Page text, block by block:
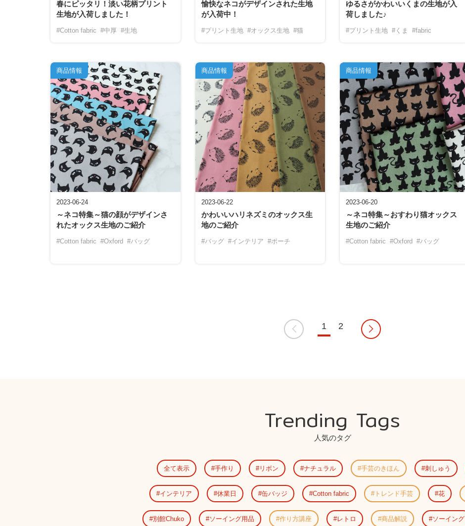
春にピッタリ！淡い花柄プリント
生地が入荷しました！
#Cotton fabric #中厚 #生地
愉快なネコがデザインされた生地
が入荷中！
#プリント生地 #オックス生地 #猫
ゆるさがかわいいくまの生地が入
荷しました♪
#プリント生地 #くま #fabric
2023-06-24
～ネコ特集～猫の顔がデザインさ
れたオックス生地のご紹介
#Cotton fabric #Oxford #バッグ
商品情報
2023-06-22
かわいいハリネズミのオックス生
地のご紹介
#バッグ #インテリア #ポーチ
商品情報
2023-06-20
～ネコ特集～おすわり猫オックス
生地のご紹介
#Cotton fabric #Oxford #バッグ
商品情報
1 2
Trending Tags
人気のタグ
全て表示 手作り リボン ナチュラル 手芸のきほん 刺しゅう
インテリア 休業日 缶バッジ Cotton fabric トレンド手芸 花
別館Chuko ソーイング用品 作り方講座 レトロ 商品解説 ソーイング